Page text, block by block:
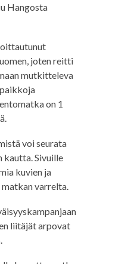
Hangosta
joten reitti
mutkitteleva
on 1
voi seurata
kautta. Sivuille
kuvien ja
varrelta.
liitäjät arpovat